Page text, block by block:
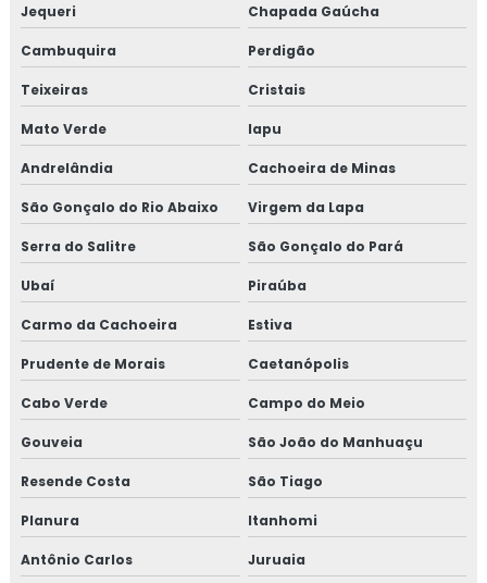
Treinamento em sensibilização programa 5s
Treinamento em sistema de gestão halal
Treinamento em transporte de feed materials
Treinamento em tratamento de não conformidades
Treinamento em tratamento de não conformidades e
causas raiz
Jequeri Chapada Gaúcha
Cambuquira Perdigão
Teixeiras Cristais
Mato Verde Iapu
Andrelândia Cachoeira de Minas
São Gonçalo do Rio Abaixo Virgem da Lapa
Serra do Salitre São Gonçalo do Pará
Ubaí Piraúba
Carmo da Cachoeira Estiva
Prudente de Morais Caetanópolis
Cabo Verde Campo do Meio
Gouveia São João do Manhuaçu
Resende Costa São Tiago
Planura Itanhomi
Antônio Carlos Juruaia